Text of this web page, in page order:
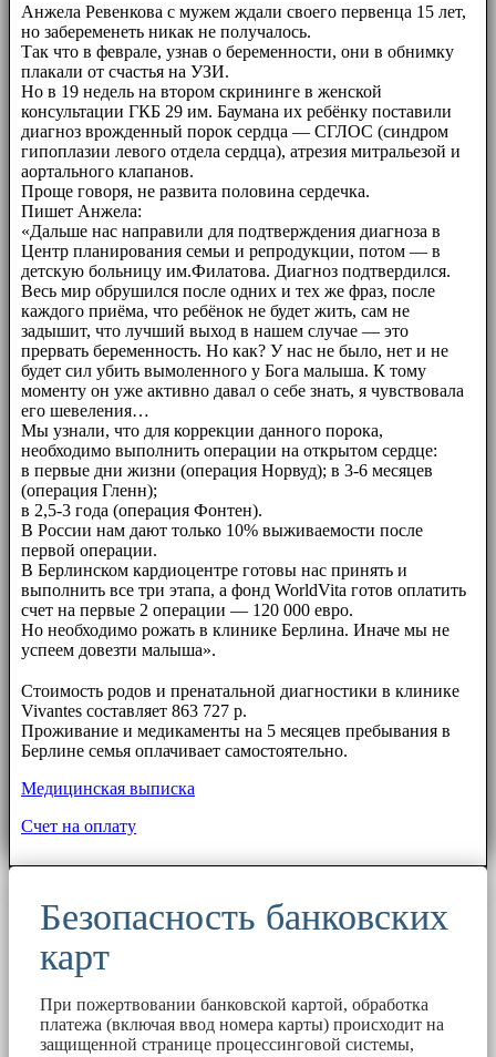
Анжела Ревенкова с мужем ждали своего первенца 15 лет,
но забеременеть никак не получалось.
Так что в феврале, узнав о беременности, они в обнимку
плакали от счастья на УЗИ.
Но в 19 недель на втором скрининге в женской
консультации ГКБ 29 им. Баумана их ребёнку поставили
диагноз врожденный порок сердца — СГЛОС (синдром
гипоплазии левого отдела сердца), атрезия митральезой и
аортального клапанов.
Проще говоря, не развита половина сердечка.
Пишет Анжела:
«Дальше нас направили для подтверждения диагноза в
Центр планирования семьи и репродукции, потом — в
детскую больницу им.Филатова. Диагноз подтвердился.
Весь мир обрушился после одних и тех же фраз, после
каждого приёма, что ребёнок не будет жить, сам не
задышит, что лучший выход в нашем случае — это
прервать беременность. Но как? У нас не было, нет и не
будет сил убить вымоленного у Бога малыша. К тому
моменту он уже активно давал о себе знать, я чувствовала
его шевеления…
Мы узнали, что для коррекции данного порока,
необходимо выполнить операции на открытом сердце:
в первые дни жизни (операция Норвуд); в 3-6 месяцев
(операция Гленн);
в 2,5-3 года (операция Фонтен).
В России нам дают только 10% выживаемости после
первой операции.
В Берлинском кардиоцентре готовы нас принять и
выполнить все три этапа, а фонд WorldVita готов оплатить
счет на первые 2 операции — 120 000 евро.
Но необходимо рожать в клинике Берлина. Иначе мы не
успеем довезти малыша».
Стоимость родов и пренатальной диагностики в клинике
Vivantes составляет 863 727 р.
Проживание и медикаменты на 5 месяцев пребывания в
Берлине семья оплачивает самостоятельно.
Медицинская выписка
Счет на оплату
Безопасность банковских
карт
При пожертвовании банковской картой, обработка
платежа (включая ввод номера карты) происходит на
защищенной странице процессинговой системы,